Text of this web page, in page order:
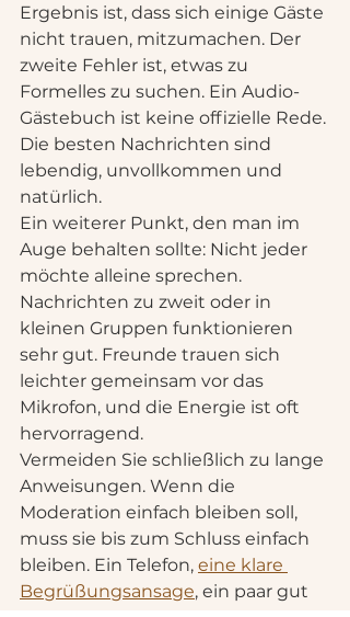
Ergebnis ist, dass sich einige Gäste
nicht trauen, mitzumachen. Der
zweite Fehler ist, etwas zu
Formelles zu suchen. Ein Audio-
Gästebuch ist keine offizielle Rede.
Die besten Nachrichten sind
lebendig, unvollkommen und
natürlich.
Ein weiterer Punkt, den man im
Auge behalten sollte: Nicht jeder
möchte alleine sprechen.
Nachrichten zu zweit oder in
kleinen Gruppen funktionieren
sehr gut. Freunde trauen sich
leichter gemeinsam vor das
Mikrofon, und die Energie ist oft
hervorragend.
Vermeiden Sie schließlich zu lange
Anweisungen. Wenn die
Moderation einfach bleiben soll,
muss sie bis zum Schluss einfach
bleiben. Ein Telefon, eine klare
Begrüßungsansage, ein paar gut